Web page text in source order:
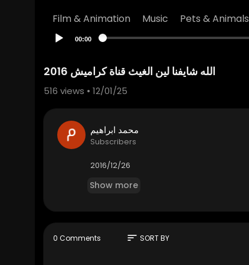
Film & Animation Music Pets & Animals
00:00
الله شايفنا لين الغيث قناة كراميش 2016
516 views • 12/01/25
محمد ابراهيم
Subscribers
2016/12/26
Show more
0 Comments sort SORT BY